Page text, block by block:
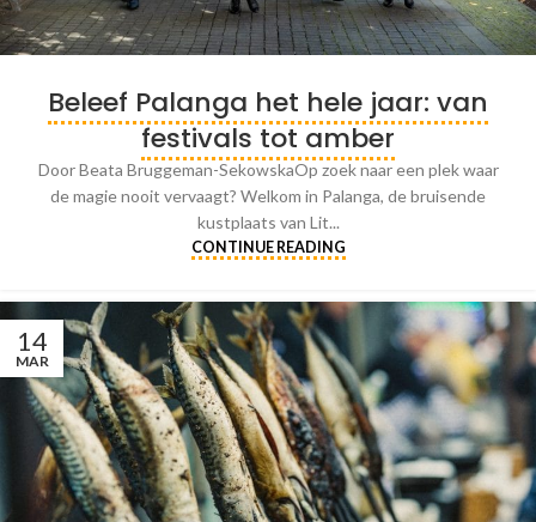
Beleef Palanga het hele jaar: van
festivals tot amber
Door Beata Bruggeman-SekowskaOp zoek naar een plek waar
de magie nooit vervaagt? Welkom in Palanga, de bruisende
kustplaats van Lit...
CONTINUE READING
14
MAR